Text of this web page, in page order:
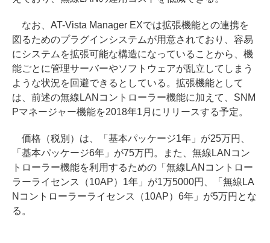
なお、AT-Vista Manager EXでは拡張機能との連携を
図るためのプラグインシステムが用意されており、容易
にシステムを拡張可能な構造になっていることから、機
能ごとに管理サーバーやソフトウェアが乱立してしまう
ような状況を回避できるとしている。拡張機能として
は、前述の無線LANコントローラー機能に加えて、SNM
Pマネージャー機能を2018年1月にリリースする予定。
価格（税別）は、「基本パッケージ1年」が25万円、
「基本パッケージ6年」が75万円。また、無線LANコン
トローラー機能を利用するための「無線LANコントロー
ラーライセンス（10AP）1年」が1万5000円、「無線LA
Nコントローラーライセンス（10AP）6年」が5万円とな
る。